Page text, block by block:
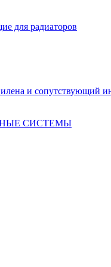
для радиаторов
и сопутствующий
СИСТЕМЫ